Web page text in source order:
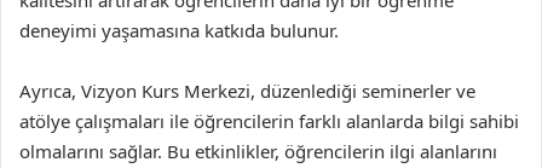
deneyimi yaşamasına katkıda bulunur.
Ayrıca, Vizyon Kurs Merkezi, düzenlediği seminerler ve
atölye çalışmaları ile öğrencilerin farklı alanlarda bilgi sahibi
olmalarını sağlar. Bu etkinlikler, öğrencilerin ilgi alanlarını